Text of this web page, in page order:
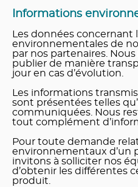
Informations
Les données concernant
environnementales de
par nos partenaires.
publier de manière
jour en cas d’évolution.
Les informations
sont présentées telles
communiquées. Nous
tout complément
Pour toute demande
environnementaux d’un
invitons à solliciter nos
d’obtenir les différentes
produit.